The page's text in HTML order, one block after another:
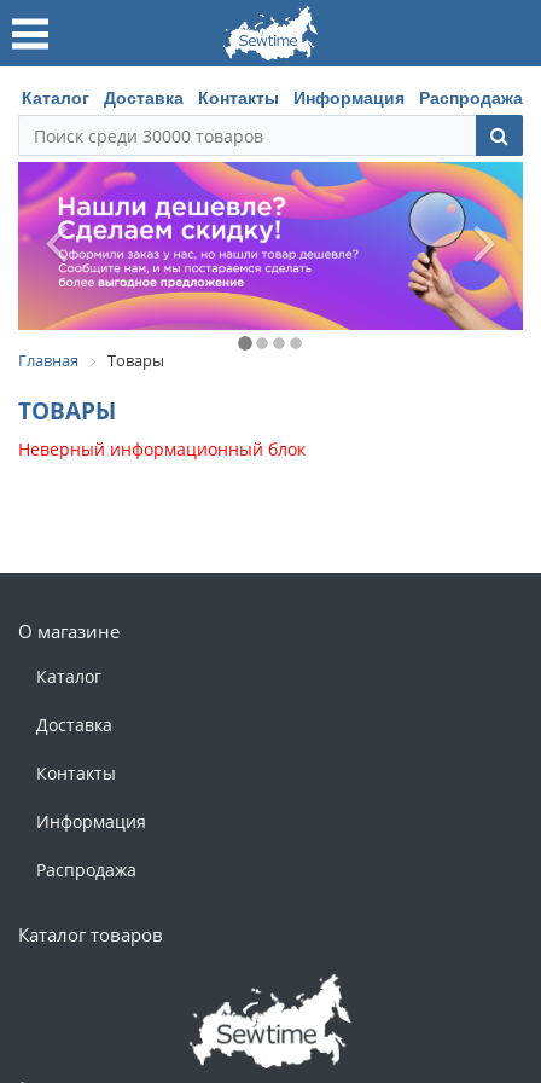
Каталог Доставка Контакты Информация Распродажа
Главная Товары
ТОВАРЫ
Неверный информационный блок
О магазине
Каталог
Доставка
Контакты
Информация
Распродажа
Каталог товаров